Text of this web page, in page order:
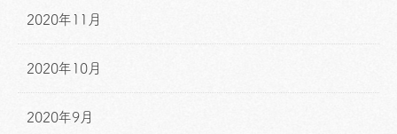
2020年11月
2020年10月
2020年9月